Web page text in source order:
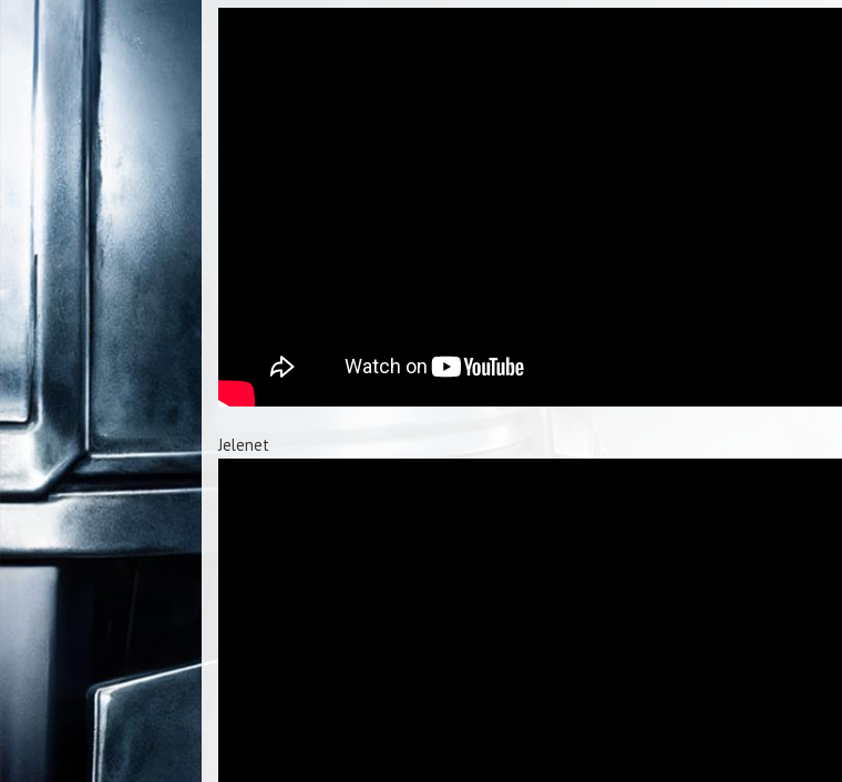
Jelenet